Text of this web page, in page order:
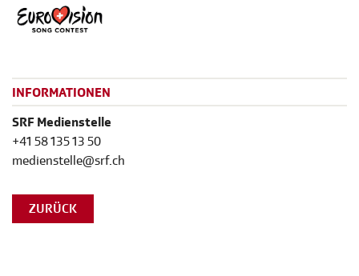
INFORMATIONEN
SRF Medienstelle
+41 58 135 13 50
medienstelle@srf.ch
ZURÜCK